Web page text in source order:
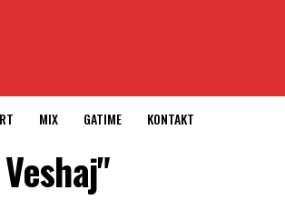
MIX GATIME KONTAKT